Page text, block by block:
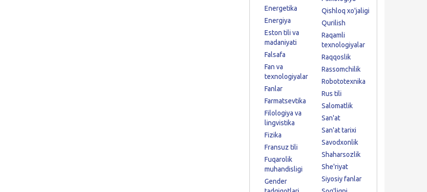
Energetika
Energiya
Eston tili va
madaniyati
Falsafa
Fan va
texnologiyalar
Fanlar
Farmatsevtika
Filologiya va
lingvistika
Fizika
Fransuz tili
Fuqarolik
muhandisligi
Gender
Qishloq xo'jaligi
Qurilish
Raqamli
texnologiyalar
Raqqoslik
Rassomchilik
Robototexnika
Rus tili
Salomatlik
San'at
San'at tarixi
Savodxonlik
Shaharsozlik
She'riyat
Siyosiy fanlar